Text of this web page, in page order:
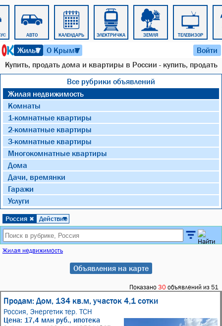
АВТО КАЛЕНДАРЬ ЭЛЕКТРИЧКА ЗЕМЛЯ ТЕЛЕВИЗОР
Жильё
▼ О Крыме
▼ Войти
Купить, продать дома и квартиры в России - купить, продать
Все рубрики объявлений
Жилая недвижимость
Комнаты
1-комнатные квартиры
2-комнатные квартиры
3-комнатные квартиры
Многокомнатные квартиры
Дома
Дачи, времянки
Гаражи
Услуги
Россия ✖ Действие
▼
Жилая недвижимость
Объявления на карте
Показано 30 объявлений из 51
Продам: Дом, 134 кв.м, участок 4,1 сотки
Россия, Энергетик тер. ТСН
Цена: 17,4 млн руб., ипотека